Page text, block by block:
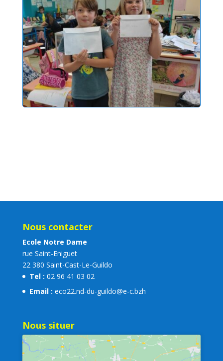
Nous contacter
Ecole Notre Dame
rue Saint-Eniguet
22 380 Saint-Cast-Le-Guildo
Tel : 02 96 41 03 02
Email : eco22.nd-du-guildo@e-c.bzh
Nous situer